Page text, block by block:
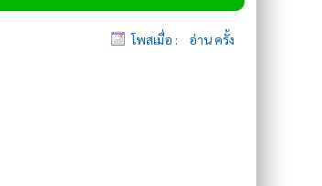
โพสเมื่อ : อ่าน ครั้ง